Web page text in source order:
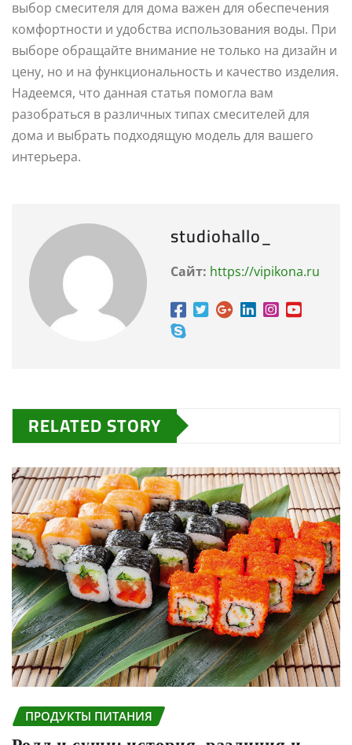
выбор смесителя для дома важен для обеспечения
комфортности и удобства использования воды. При
выборе обращайте внимание не только на дизайн и
цену, но и на функциональность и качество изделия.
Надеемся, что данная статья помогла вам
разобраться в различных типах смесителей для
дома и выбрать подходящую модель для вашего
интерьера.
studiohallo_
Сайт: https://vipikona.ru
RELATED STORY
ПРОДУКТЫ ПИТАНИЯ